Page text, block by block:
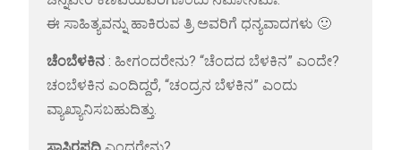
ಈ ಸಾಹಿತ್ಯವನ್ನು ಹಾಕಿರುವ ತ್ರಿ ಅವರಿಗೆ ಧನ್ಯವಾದಗಳು 🙂
ಚೆಂಬೆಳಕಿನ : ಹೀಗಂದರೇನು? “ಚೆಂದದ ಬೆಳಕಿನ” ಎಂದೇ?
ಚಂಬೆಳಕಿನ ಎಂದಿದ್ದರೆ, “ಚಂದ್ರನ ಬೆಳಕಿನ” ಎಂದು
ವ್ಯಾಖ್ಯಾನಿಸಬಹುದಿತ್ತು.